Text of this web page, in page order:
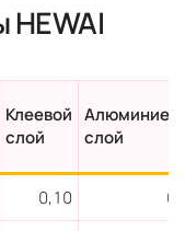
Клеевой
слой
слой
0,10